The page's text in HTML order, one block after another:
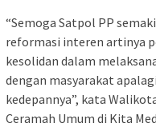
“Semoga Satpol PP
reformasi interen artinya
kesolidan dalam
dengan masyarakat
kedepannya”, kata
Ceramah Umum di Kita